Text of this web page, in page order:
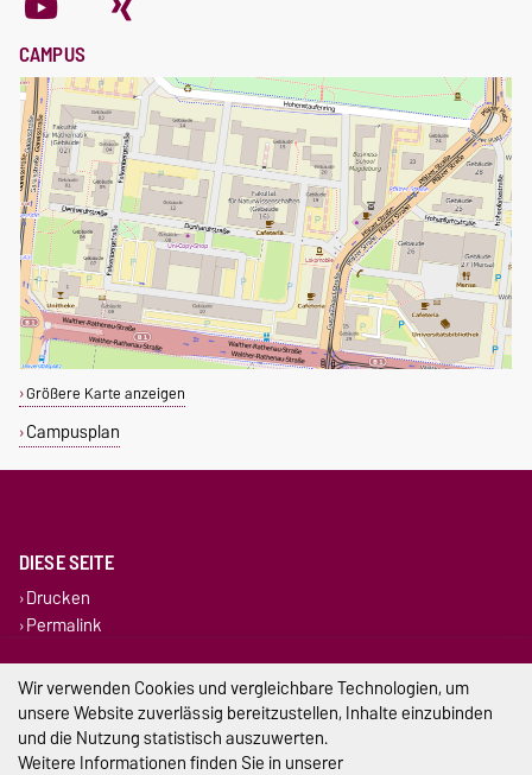
CAMPUS
Größere Karte anzeigen
Campusplan
DIESE SEITE
Drucken
Permalink
Impressum
Datenschutz
Wir verwenden Cookies und vergleichbare Technologien, um
unsere Website zuverlässig bereitzustellen, Inhalte einzubinden
und die Nutzung statistisch auszuwerten.
Weitere Informationen finden Sie in unserer